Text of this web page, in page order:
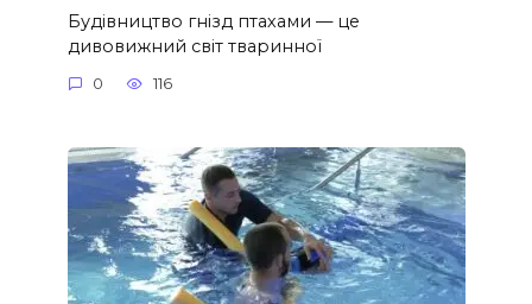
Будівництво гнізд птахами — це
дивовижний світ тваринної
0 116